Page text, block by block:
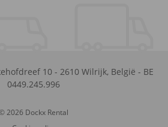
10 - 2610 Wilrijk, België - BE
0449.245.996
2026 Dockx Rental